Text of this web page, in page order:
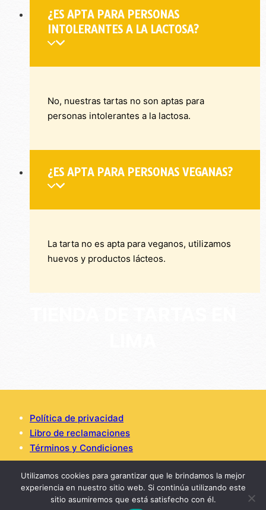
¿ES APTA PARA PERSONAS
INTOLERANTES A LA LACTOSA?
No, nuestras tartas no son aptas para
personas intolerantes a la lactosa.
¿ES APTA PARA PERSONAS VEGANAS?
La tarta no es apta para veganos, utilizamos
huevos y productos lácteos.
Copyright © 2026 Tarta de Queso | Desarrollado por
Opolarity.com
Política de privacidad
Libro de reclamaciones
Términos y Condiciones
Utilizamos cookies para garantizar que le brindamos la mejor
experiencia en nuestro sitio web. Si continúa utilizando este
sitio asumiremos que está satisfecho con él.